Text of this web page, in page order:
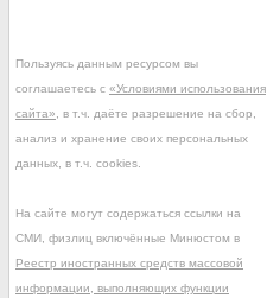
Пользуясь данным ресурсом вы
соглашаетесь с «Условиями использования
сайта» , в т.ч. даёте разрешение на сбор,
анализ и хранение своих персональных
данных, в т.ч. cookies.
На сайте могут содержаться ссылки на
СМИ, физлиц включённые Минюстом в
Реестр иностранных средств массовой
информации, выполняющих функции